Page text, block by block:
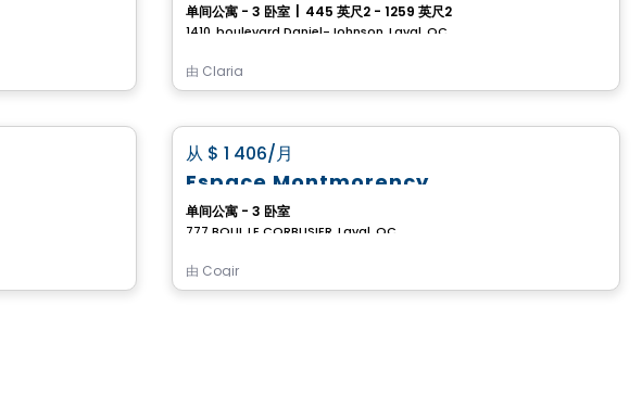
单间公寓 - 3 卧室 445 英尺2 - 1259 英尺2
1410, boulevard Daniel-Johnson, Laval, QC
由 Claria
公寓 公寓
从 $ 1 406/月
Espace Montmorency
单间公寓 - 3 卧室
777 BOUL LE CORBUSIER, Laval, QC
由 Cogir